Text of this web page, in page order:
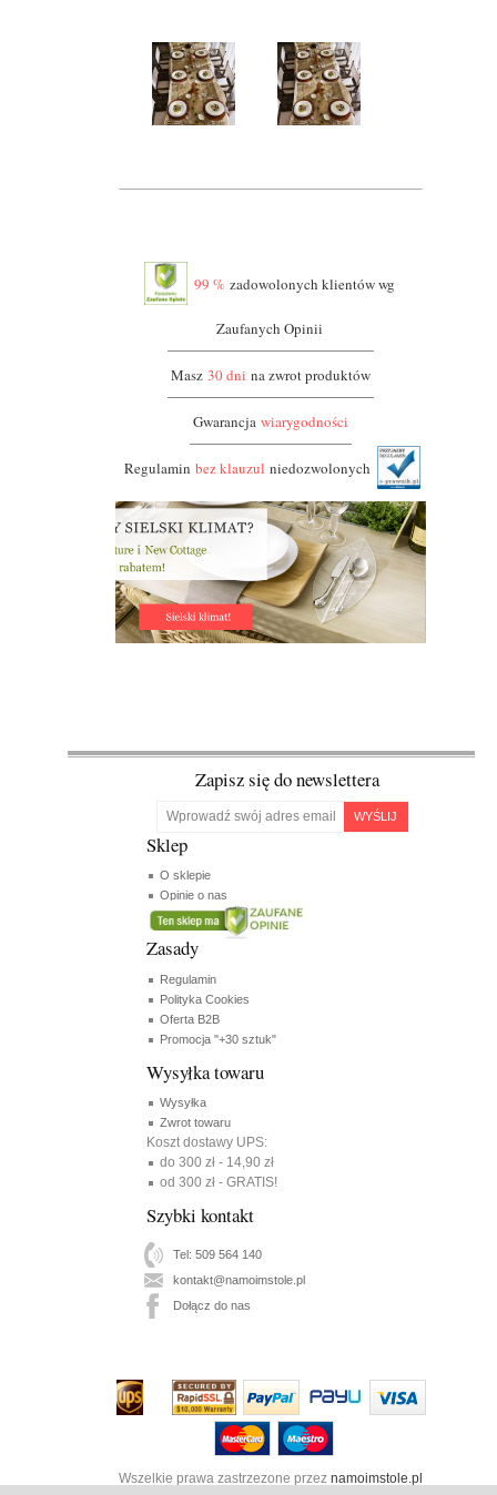
99 % zadowolonych klientów wg
Zaufanych Opinii
Masz30 dni na zwrot produktów
Gwarancjawiarygodności
Regulaminbez klauzul niedozwolonych
Zapisz się do newslettera
WYŚLIJ
Sklep
O sklepie
Opinie o nas
Zasady
Regulamin
Polityka Cookies
Oferta B2B
Promocja "+30 sztuk"
Wysyłka towaru
Wysyłka
Zwrot towaru
Koszt dostawy UPS:
do 300 zł - 14,90 zł
od 300 zł - GRATIS!
Szybki kontakt
Tel: 509 564 140
kontakt@namoimstole.pl
Dołącz do nas
Wszelkie prawa zastrzezone przeznamoimstole.pl